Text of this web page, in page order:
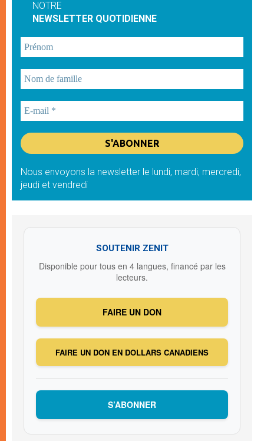
NOTRE
NEWSLETTER QUOTIDIENNE
Nous envoyons la newsletter le lundi, mardi, mercredi,
jeudi et vendredi
SOUTENIR ZENIT
Disponible pour tous en 4 langues, financé par les
lecteurs.
FAIRE UN DON
FAIRE UN DON EN DOLLARS CANADIENS
S’ABONNER